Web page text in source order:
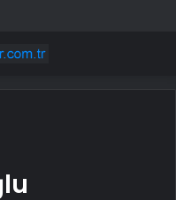
Sunumla Tanıttı